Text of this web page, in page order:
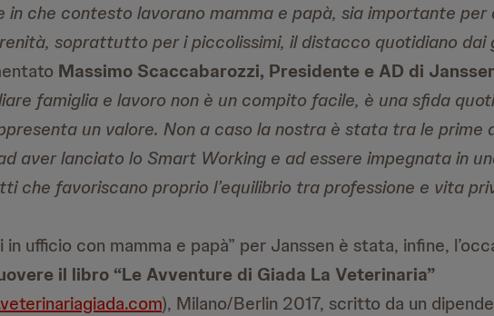
in che contesto lavorano mamma e papà, sia importante
soprattutto per i piccolissimi, il distacco quotidiano dai
Massimo Scaccabarozzi, Presidente e AD di
famiglia e lavoro non è un compito facile, è una sfida
un valore. Non a caso la nostra è stata tra le prime
aver lanciato lo Smart Working e ad essere impegnata in
che favoriscano proprio l’equilibrio tra professione e vita
in ufficio con mamma e papà” per Janssen è stata, infine,
il libro “Le Avventure di Giada La Veterinaria”
), Milano/Berlin 2017, scritto da un